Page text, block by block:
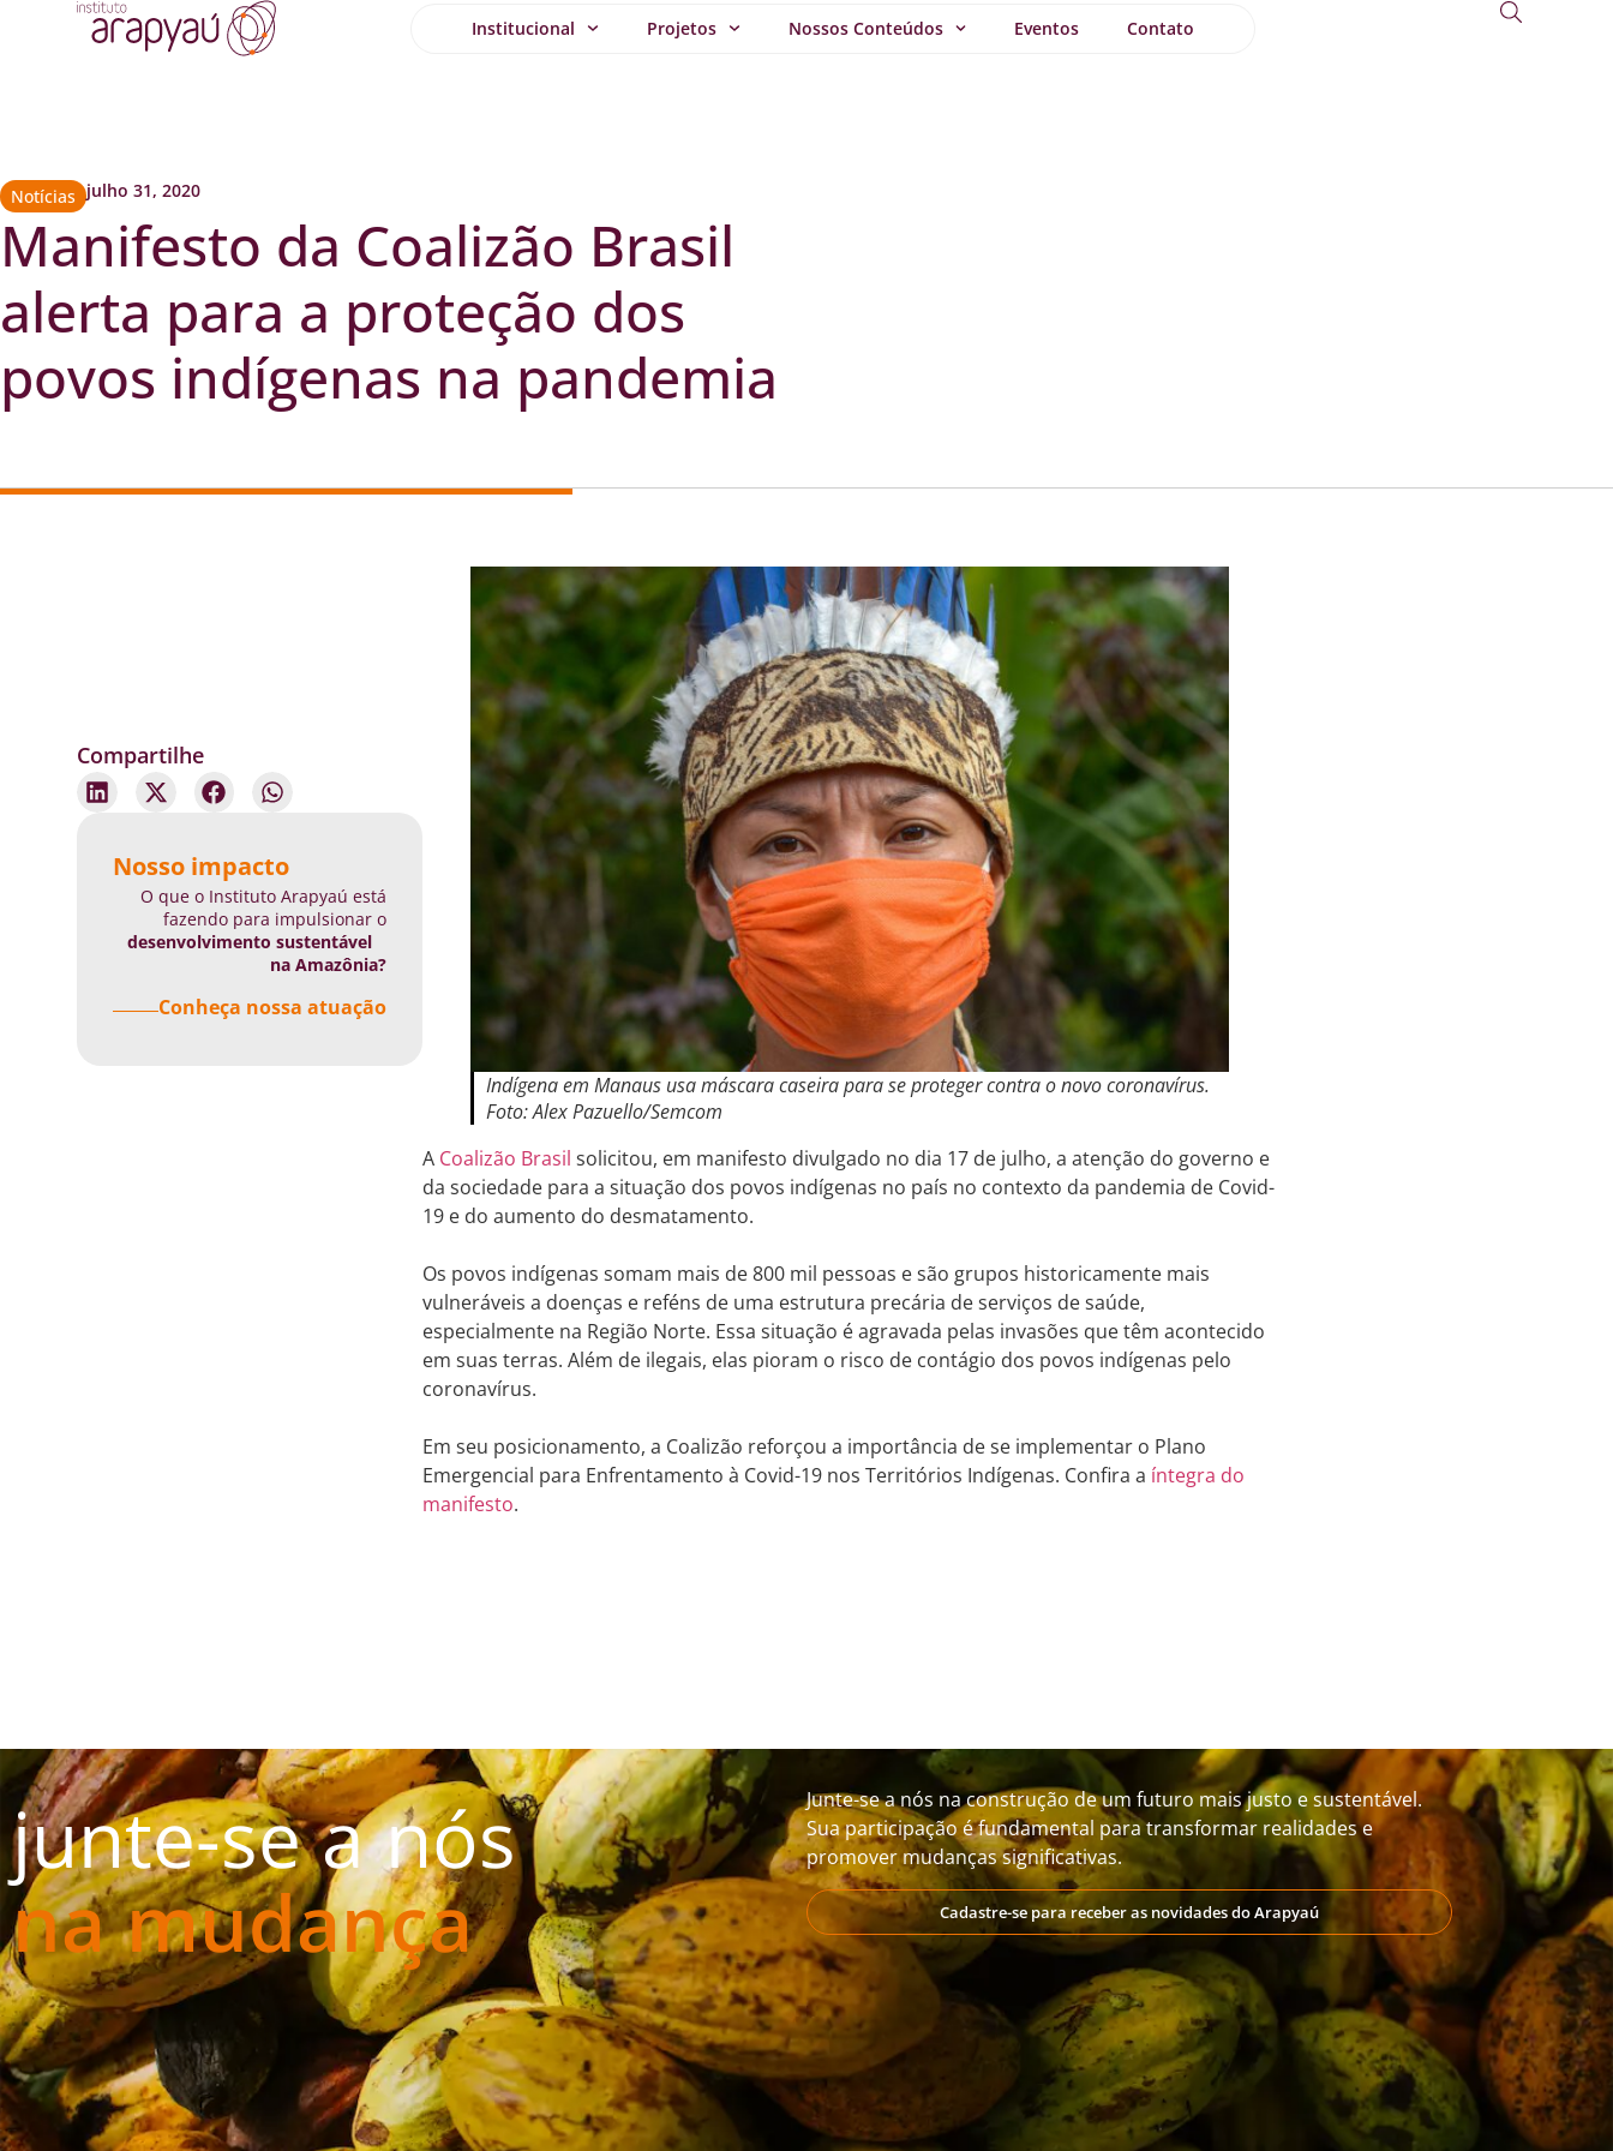
Institucional Projetos Nossos Conteúdos Eventos Contato
Notícias julho 31, 2020
Manifesto da Coalizão Brasil
alerta para a proteção dos
povos indígenas na pandemia
Compartilhe
Nosso impacto
O que o Instituto Arapyaú está
fazendo para impulsionar o
desenvolvimento sustentável
na Amazônia?
Conheça nossa atuação
Indígena em Manaus usa máscara caseira para se proteger contra o novo coronavírus.
Foto: Alex Pazuello/Semcom
A Coalizão Brasil solicitou, em manifesto divulgado no dia 17 de julho, a atenção do governo e
da sociedade para a situação dos povos indígenas no país no contexto da pandemia de Covid-
19 e do aumento do desmatamento.
Os povos indígenas somam mais de 800 mil pessoas e são grupos historicamente mais
vulneráveis a doenças e reféns de uma estrutura precária de serviços de saúde,
especialmente na Região Norte. Essa situação é agravada pelas invasões que têm acontecido
em suas terras. Além de ilegais, elas pioram o risco de contágio dos povos indígenas pelo
coronavírus.
Em seu posicionamento, a Coa­lizão reforçou a importância de se implementar o Plano
Emergencial para Enfrentamento à Covid-19 nos Territórios Indígenas. Confira a íntegra do
manifesto.
junte-se a nós
na mudança
Junte-se a nós na construção de um futuro mais justo e sustentável.
Sua participação é fundamental para transformar realidades e
promover mudanças significativas.
Cadastre-se para receber as novidades do Arapyaú